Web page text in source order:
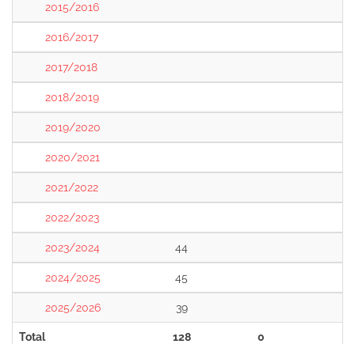
2015/2016
2016/2017
2017/2018
2018/2019
2019/2020
2020/2021
2021/2022
2022/2023
2023/2024 44
2024/2025 45
2025/2026 39
Total 128 0